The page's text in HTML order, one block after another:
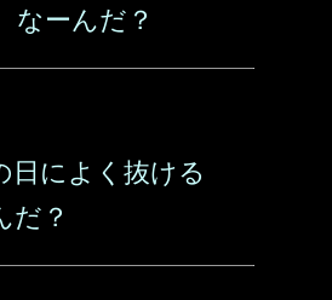
なーんだ？
日によく抜ける
だ？